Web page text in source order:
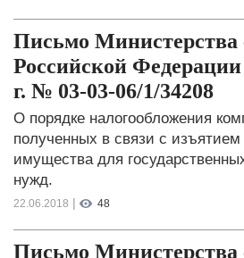
Письмо Министерства
Российской
г. № 03-03-06/1/34208
О порядке налогообложения
полученных в связи с
имущества для
нужд.
22.06.2018 | 48
Письмо Министерства